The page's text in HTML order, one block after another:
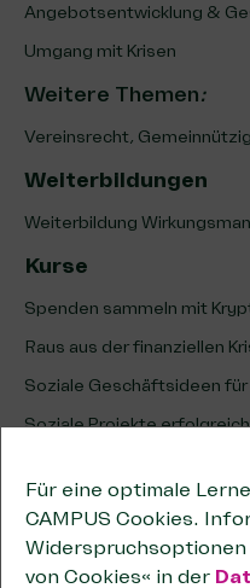
Für eine optimale
CAMPUS Cookies.
von Cookies« in der
Angebotsentwicklung &
Umgang mit Krisen
Weitere Themen:
Vereinsrecht,
Weiterbildungen
Weiterbildung
Kurse
Spenden sammeln mit
Raus aus der finanziellen
Soziale Geschäftsideen
Soziale Projekte
Kooperationen wirksam
Tipps zum